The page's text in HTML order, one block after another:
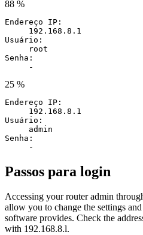
88 %
Endereço IP:
192.168.8.1
Usuário:
root
Senha:
-
25 %
Endereço IP:
192.168.8.1
Usuário:
admin
Senha:
-
Passos para login
Accessing your router admin
allow you to change the settings
software provides. Check the
with 192.168.8.l.